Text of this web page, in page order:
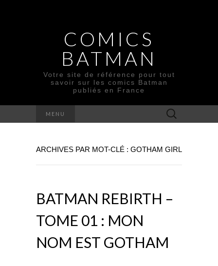
COMICS
BATMAN
Votre site de référence pour tout
savoir sur les comics Batman
publiés en France
MENU Rechercher :
ARCHIVES PAR MOT-CLÉ : GOTHAM GIRL
BATMAN REBIRTH –
TOME 01 : MON
NOM EST GOTHAM